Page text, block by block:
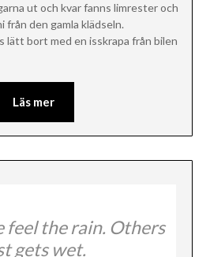
ut och kvar fanns limrester och
från den gamla klädseln.
lätt bort med en isskrapa från bilen
Läs mer
feel the rain. Others
gets wet.